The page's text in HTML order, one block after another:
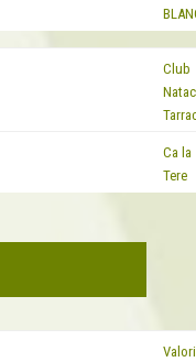
Club
Ca la
Tere